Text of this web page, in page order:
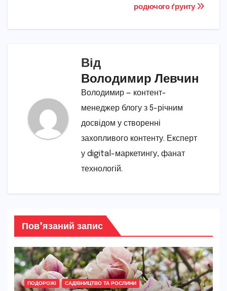
родючого ґрунту
Від
Володимир Левчин
Володимир — контент-
менеджер блогу з 5-річним
досвідом у створенні
захопливого контенту. Експерт
у digital-маркетингу, фанат
технологій.
Пов’язаний запис
ПОДОРОЖІ САДІВНИЦТВО ТА РОСЛИНИ